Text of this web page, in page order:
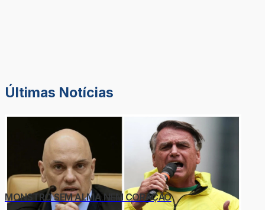
Últimas Notícias
MONSTRO SEM ALMA NEM CORAÇÃO